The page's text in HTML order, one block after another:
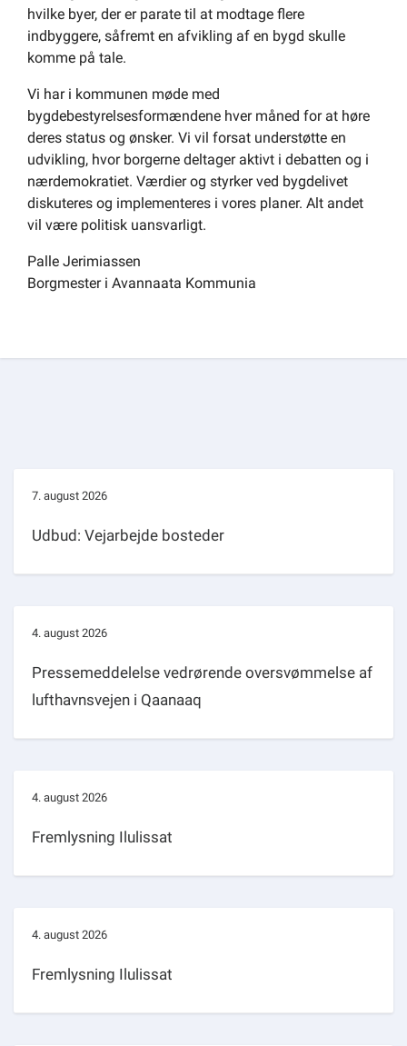
hvilke byer, der er parate til at modtage flere
indbyggere, såfremt en afvikling af en bygd skulle
komme på tale.
Vi har i kommunen møde med
bygdebestyrelsesformændene hver måned for at høre
deres status og ønsker. Vi vil forsat understøtte en
udvikling, hvor borgerne deltager aktivt i debatten og i
nærdemokratiet. Værdier og styrker ved bygdelivet
diskuteres og implementeres i vores planer. Alt andet
vil være politisk uansvarligt.
Palle Jerimiassen
Borgmester i Avannaata Kommunia
7. august 2026
Udbud: Vejarbejde bosteder
4. august 2026
Pressemeddelelse vedrørende oversvømmelse af
lufthavnsvejen i Qaanaaq
4. august 2026
Fremlysning Ilulissat
4. august 2026
Fremlysning Ilulissat